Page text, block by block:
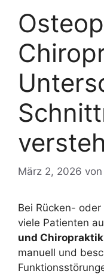
März 2, 2026 von
Bei Rücken-
viele Patienten
und Chiropraktik
manuell und